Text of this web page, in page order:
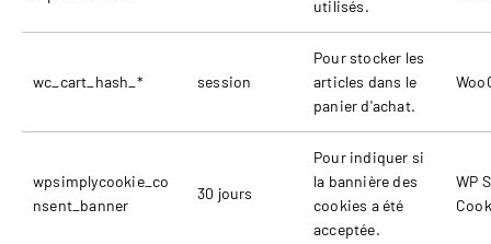
utilisés.
wc_cart_hash_* session
Pour stocker les
articles dans le
panier d'achat.
wpsimplycookie_co
nsent_banner
30 jours
Pour indiquer si
la bannière des
cookies a été
acceptée.
WP